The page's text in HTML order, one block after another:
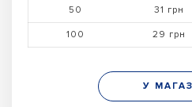
50 31 грн
100 29 грн
У